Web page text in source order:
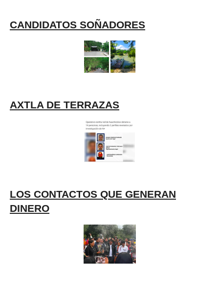
CANDIDATOS SOÑADORES
AXTLA DE TERRAZAS
LOS CONTACTOS QUE GENERAN
DINERO